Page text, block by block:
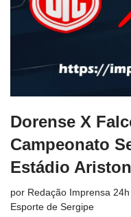
Dorense X
Campeonato
Estádio
por Redação Imprensa 24h
Esporte de Sergipe